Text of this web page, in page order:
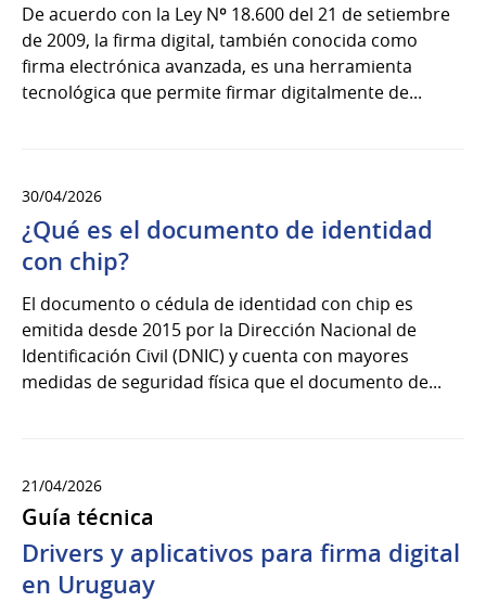
De acuerdo con la Ley Nº 18.600 del 21 de setiembre
de 2009, la firma digital, también conocida como
firma electrónica avanzada, es una herramienta
tecnológica que permite firmar digitalmente de...
30/04/2026
¿Qué es el documento de identidad
con chip?
El documento o cédula de identidad con chip es
emitida desde 2015 por la Dirección Nacional de
Identificación Civil (DNIC) y cuenta con mayores
medidas de seguridad física que el documento de...
21/04/2026
Guía técnica
Drivers y aplicativos para firma digital
en Uruguay